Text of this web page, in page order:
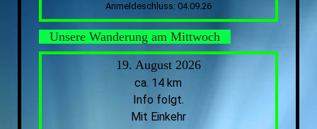
Anmeldeschluss: 04.09.26
Unsere Wanderung am Mittwoch
19. August 2026
ca. 14 km
Info folgt.
Mit Einkehr